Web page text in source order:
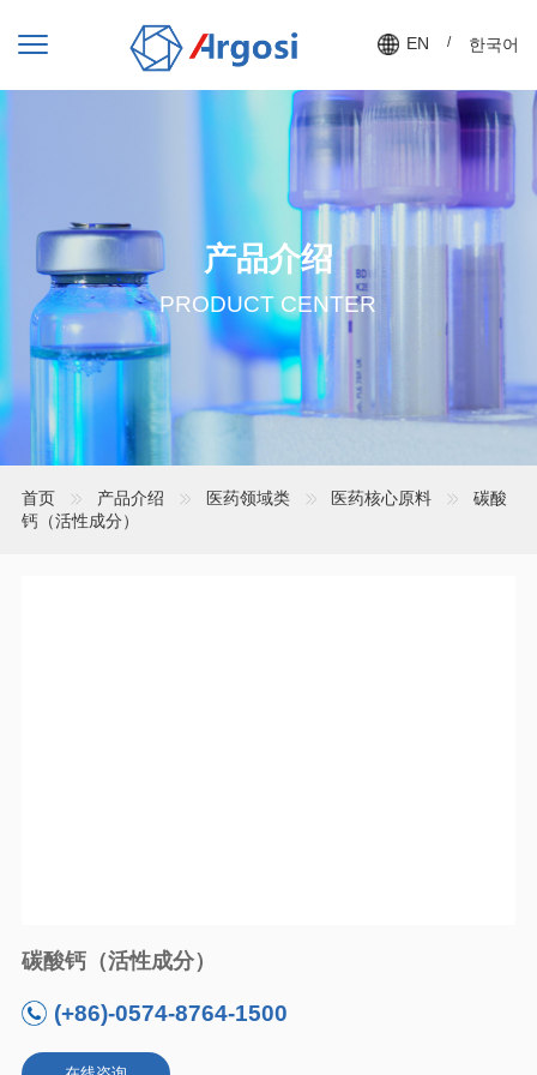
EN / 한국어
产品介绍
PRODUCT CENTER
首页 产品介绍 医药领域类 医药核心原料
碳酸
钙（活性成分）
碳酸钙（活性成分）
(+86)-0574-8764-1500